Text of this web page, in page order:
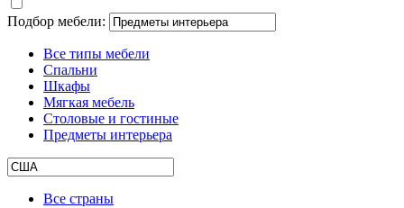
Подбор мебели:
Все типы мебели
Спальни
Шкафы
Мягкая мебель
Столовые и гостиные
Предметы интерьера
Все страны